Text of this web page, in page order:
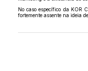
No caso específico da KOR
fortemente assente na ideia